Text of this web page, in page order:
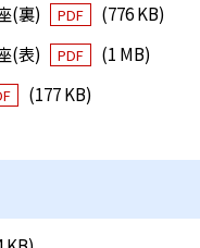
(裏)
PDF
(776 KB)
(表)
PDF
(1 MB)
(177 KB)